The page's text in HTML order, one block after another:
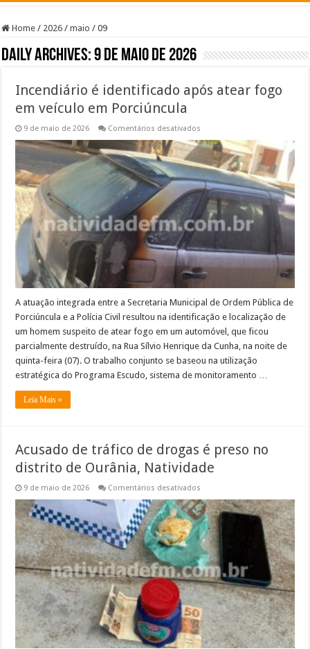
Home / 2026 / maio / 09
Daily Archives:9 de maio de 2026
Incendiário é identificado após atear fogo
em veículo em Porciúncula
9 de maio de 2026 Comentários desativados
é
identificado
após
atear
fogo
em
veículo
em
Porciúncula
A atuação integrada entre a Secretaria Municipal de Ordem Pública de
Porciúncula e a Polícia Civil resultou na identificação e localização de
um homem suspeito de atear fogo em um automóvel, que ficou
parcialmente destruído, na Rua Sílvio Henrique da Cunha, na noite de
quinta-feira (07). O trabalho conjunto se baseou na utilização
estratégica do Programa Escudo, sistema de monitoramento …
Leia Mais »
Acusado de tráfico de drogas é preso no
distrito de Ourânia, Natividade
9 de maio de 2026 Comentários desativados
de
tráfico
de
drogas
é
preso
no
distrito
de
Ourânia,
Natividade